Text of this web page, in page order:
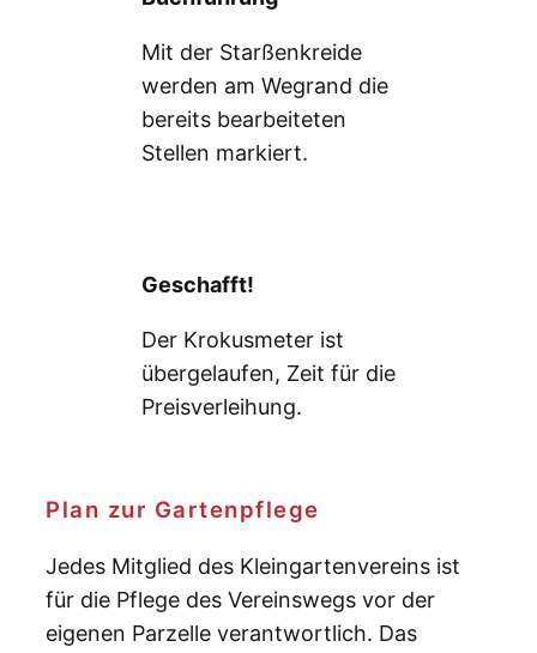
Mit der Starßenkreide
werden am Wegrand die
bereits bearbeiteten
Stellen markiert.
Geschafft!
Der Krokusmeter ist
übergelaufen, Zeit für die
Preisverleihung.
Plan zur Gartenpflege
Jedes Mitglied des Kleingartenvereins ist
für die Pflege des Vereinswegs vor der
eigenen Parzelle verantwortlich. Das